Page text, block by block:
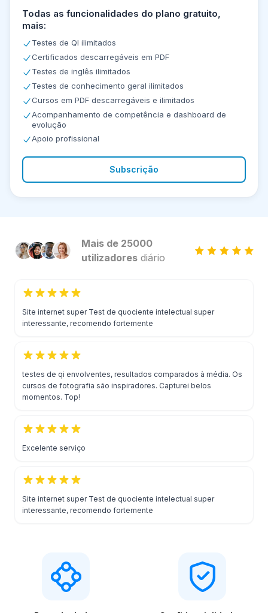
Todas as funcionalidades do plano gratuito,
mais:
Testes de QI ilimitados
Certificados descarregáveis em PDF
Testes de inglês ilimitados
Testes de conhecimento geral ilimitados
Cursos em PDF descarregáveis e ilimitados
Acompanhamento de competência e dashboard de
evolução
Apoio profissional
Subscrição
Mais de 25000
utilizadores diário
Site internet super Test de quociente intelectual super
interessante, recomendo fortemente
testes de qi envolventes, resultados comparados à média. Os
cursos de fotografia são inspiradores. Capturei belos
momentos. Top!
Excelente serviço
Site internet super Test de quociente intelectual super
interessante, recomendo fortemente